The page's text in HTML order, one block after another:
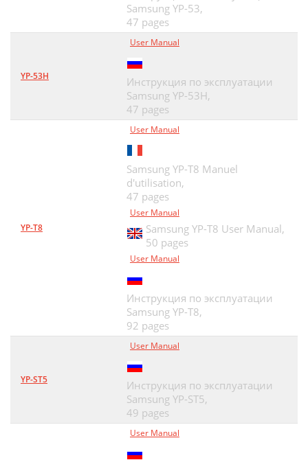
Samsung YP-53,
47 pages
YP-53H
User Manual
Инструкция по эксплуатации
Samsung YP-53H,
47 pages
YP-T8
User Manual
Samsung YP-T8 Manuel
d'utilisation,
47 pages
User Manual
Samsung YP-T8 User Manual,
50 pages
User Manual
Инструкция по эксплуатации
Samsung YP-T8,
92 pages
YP-ST5
User Manual
Инструкция по эксплуатации
Samsung YP-ST5,
49 pages
User Manual